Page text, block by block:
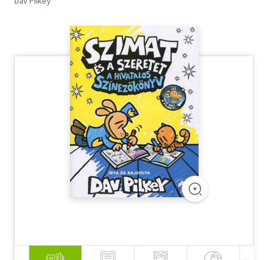
Hobbi, szabadidő
Szótár, nyelvkönyv
Tankönyv, segédkönyv
Társadalomtudomány